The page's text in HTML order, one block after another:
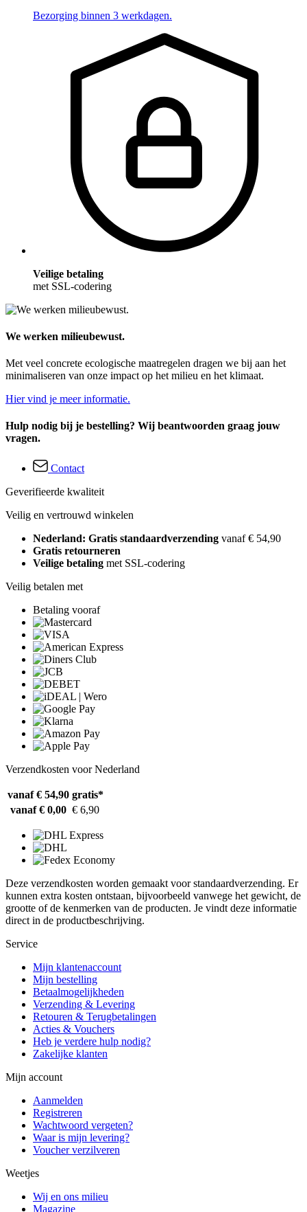
Bezorging binnen 3 werkdagen.
Veilige betaling
met SSL-codering
We werken milieubewust.
Met veel concrete ecologische maatregelen dragen we bij aan het
minimaliseren van onze impact op het milieu en het klimaat.
Hier vind je meer informatie.
Hulp nodig bij je bestelling? Wij beantwoorden graag jouw
vragen.
Contact
Geverifieerde kwaliteit
Veilig en vertrouwd winkelen
Nederland: Gratis standaardverzending vanaf € 54,90
Gratis retourneren
Veilige betaling met SSL-codering
Veilig betalen met
Betaling vooraf
Verzendkosten voor Nederland
vanaf € 54,90 gratis*
vanaf € 0,00 € 6,90
Deze verzendkosten worden gemaakt voor standaardverzending. Er
kunnen extra kosten ontstaan, bijvoorbeeld vanwege het gewicht, de
grootte of de kenmerken van de producten. Je vindt deze informatie
direct in de productbeschrijving.
Service
Mijn klantenaccount
Mijn bestelling
Betaalmogelijkheden
Verzending & Levering
Retouren & Terugbetalingen
Acties & Vouchers
Heb je verdere hulp nodig?
Zakelijke klanten
Mijn account
Aanmelden
Registreren
Wachtwoord vergeten?
Waar is mijn levering?
Voucher verzilveren
Weetjes
Wij en ons milieu
Magazine